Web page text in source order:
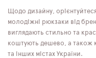
Щодо дизайну,
молодіжні рюкзаки від
виглядають стильно та
коштують дешево, а також
та інших містах України.